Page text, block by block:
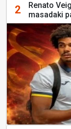
2
Renato
masadaki